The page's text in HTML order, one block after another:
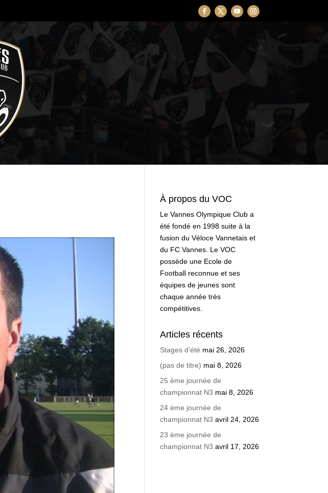
À propos du VOC
Le Vannes Olympique Club a
été fondé en 1998 suite à la
fusion du Véloce Vannetais et
du FC Vannes. Le VOC
possède une Ecole de
Football reconnue et ses
équipes de jeunes sont
chaque année très
compétitives.
Articles récents
Stages d’été mai 26, 2026
(pas de titre) mai 8, 2026
25 ème journée de
championnat N3 mai 8, 2026
24 ème journée de
championnat N3 avril 24, 2026
23 ème journée de
championnat N3 avril 17, 2026